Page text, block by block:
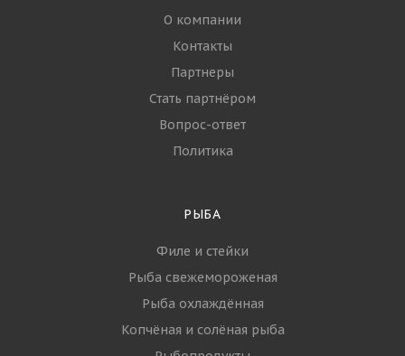
О компании
Контакты
Партнеры
Стать партнёром
Вопрос-ответ
Политика
РЫБА
Филе и стейки
Рыба свежемороженая
Рыба охлаждённая
Копчёная и солёная рыба